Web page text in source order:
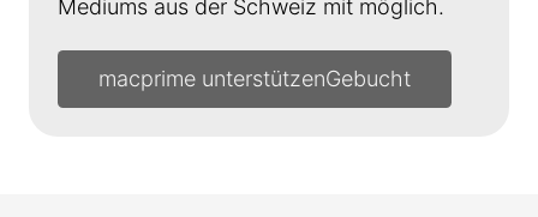
Mediums aus der Schweiz mit möglich.
macprime unterstützen